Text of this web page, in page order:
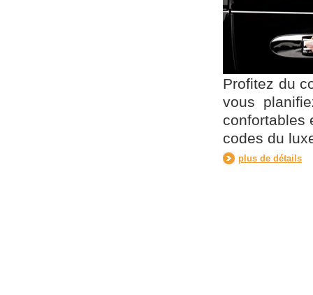
Profitez du
vous
confortables
codes du
plus de détails